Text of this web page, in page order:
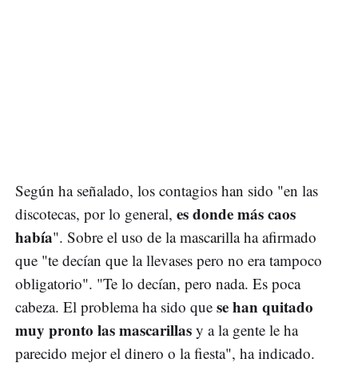
Según ha señalado, los contagios han sido "en las
discotecas, por lo general, es donde más caos
había". Sobre el uso de la mascarilla ha afirmado
que "te decían que la llevases pero no era tampoco
obligatorio". "Te lo decían, pero nada. Es poca
cabeza. El problema ha sido que se han quitado
muy pronto las mascarillas y a la gente le ha
parecido mejor el dinero o la fiesta", ha indicado.